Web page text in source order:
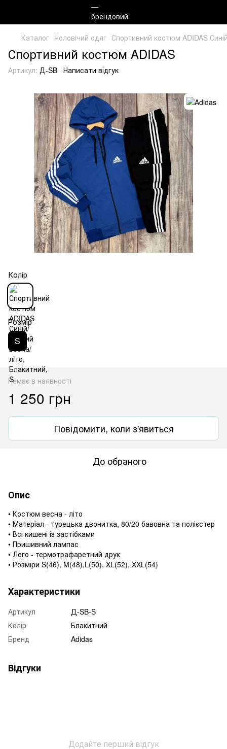
Каталог Чоловiчий одяг Спортивний костюм ADIDAS
Спортивний костюм ADIDAS
Артикул: Д-SB Написати відгук
Колір
Розмір
S
Немає в наявності
1 250 грн
Повідомити, коли з'явиться
До обраного
Опис
• Костюм весна - літо
• Матеріал - турецька двонитка, 80/20 бавовна та полієстер
• Всі кишені із застібками
• Пришивний лампас
• Лего - термотрафаретний друк
• Розміри S(46), M(48),L(50), XL(52), XXL(54)
Характеристики
Артикул
Д-SB-S
Колір
Блакитний
Бренд
Adidas
Відгуки
Додайте перший відгук